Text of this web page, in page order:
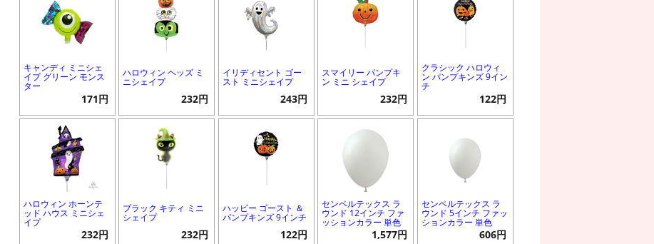
キャンディ ミニシェ
イプ グリーン モンス
ター
171円
ハロウィン ヘッズ ミ
ニシェイプ
232円
イリディセント ゴー
スト ミニシェイプ
243円
スマイリー パンプキ
ン ミニ シェイプ
232円
クラシック ハロウィ
ン パンプキンズ 9イン
チ
122円
ハロウィン ホーンテ
ッド ハウス ミニシェ
イプ
232円
ブラック キティ ミニ
シェイプ
232円
ハッピー ゴースト ＆
パンプキンズ 9インチ
122円
センペルテックス ラ
ウンド 12インチ ファ
ッションカラー 単色
1,577円
センペルテックス ラ
ウンド 5インチ ファッ
ションカラー 単色
606円